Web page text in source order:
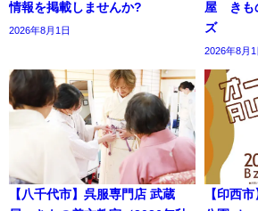
情報を掲載しませんか?
2026年8月1日
屋 きも
ズ
2026年8月1
【八千代市】呉服専門店 武蔵
【印西